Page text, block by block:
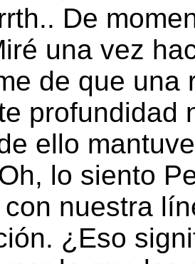
De
una vez
de que una
profundidad
ello
lo siento
nuestra
¿Eso